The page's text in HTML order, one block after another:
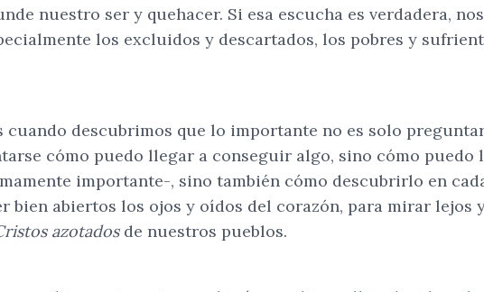
nuestro ser y quehacer. Si esa escucha es verdadera,
los excluidos y descartados, los pobres y
descubrimos que lo importante no es solo
cómo puedo llegar a conseguir algo, sino cómo
importante-, sino también cómo descubrirlo en
bien abiertos los ojos y oídos del corazón, para mirar lejos
azotadosde nuestros pueblos.